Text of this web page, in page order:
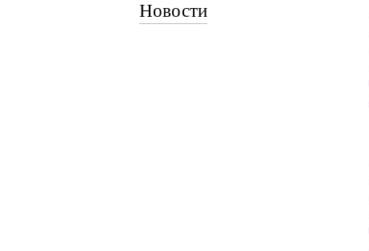
Новости